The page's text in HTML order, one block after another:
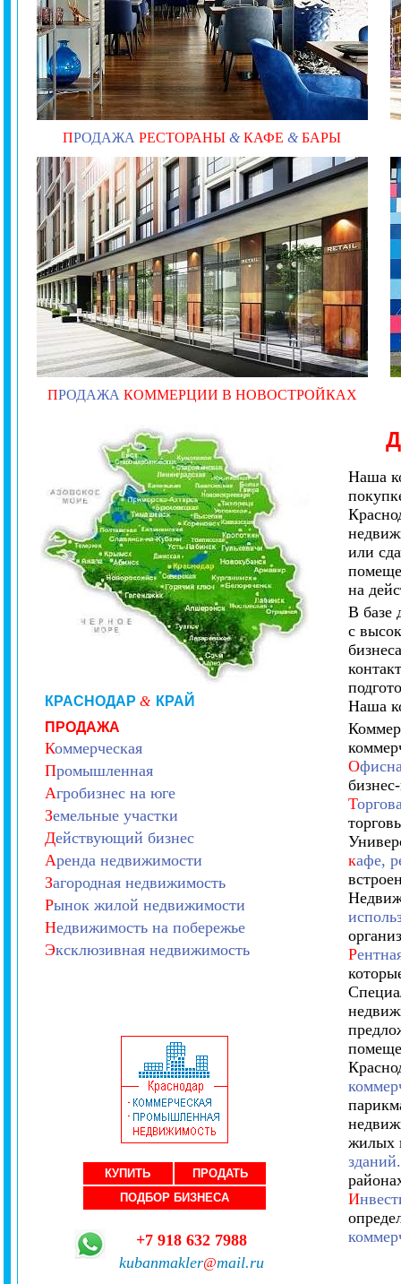
ПРОДАЖА РЕСТОРАНЫ &КАФЕ &БАРЫ
ПРОДАЖА КОММЕРЦИИ В НОВОСТРОЙКАХ
КРАСНОДАР & КРАЙ
ПРОДАЖА
Коммерческая
Промышленная
Агробизнес на юге
Земельные участки
Действующий бизнес
Аренда недвижимости
Загородная недвижимость
Рынок жилой недвижимости
Недвижимость на побережье
Эксклюзивная недвижимость
КУПИТЬ
ПРОДАТЬ
ПОДБОР БИЗНЕСА
+7 918 632 7988
kubanmakler@mail.ru
Наша
или
на
В базе
с
Наша
О
Т
кафе,
Р
жилых
зданий.
И